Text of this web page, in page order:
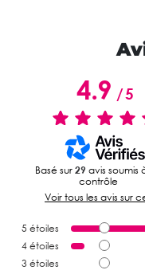
4.9/5
Basé sur 29 avis soumis
contrôle
Voir tous les avis sur
5 étoiles
4 étoiles
3 étoiles